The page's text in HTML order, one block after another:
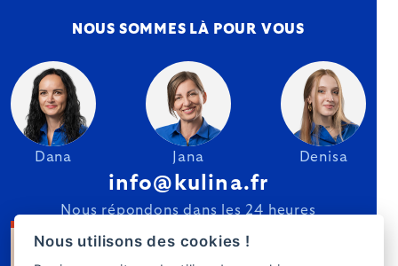
NOUS SOMMES LÀ POUR VOUS
Dana Jana Denisa
info@kulina.fr
Nous répondons dans les 24 heures
Nous utilisons des cookies !